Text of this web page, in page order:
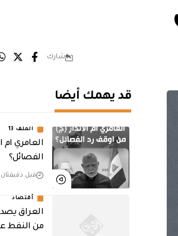
شارك
قد يهمك أيضا
الملف 13
العامري ام
الفصائل؟
قبل دقيقتان
أقتصاد
العراق
من النفط